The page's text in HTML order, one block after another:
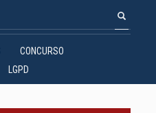
CONCURSO
LGPD